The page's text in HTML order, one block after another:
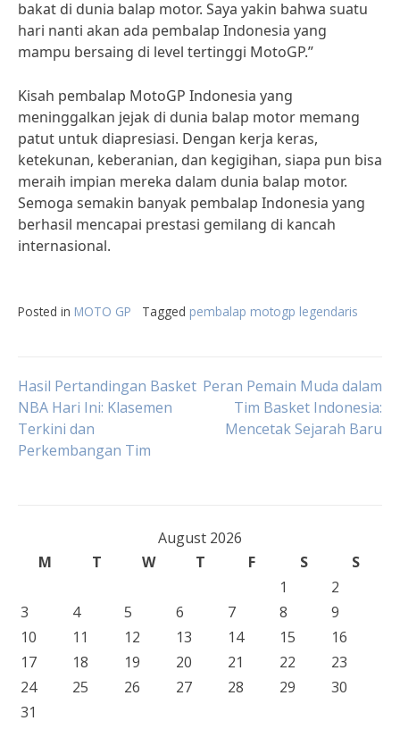
bakat di dunia balap motor. Saya yakin bahwa suatu
hari nanti akan ada pembalap Indonesia yang
mampu bersaing di level tertinggi MotoGP.”
Kisah pembalap MotoGP Indonesia yang
meninggalkan jejak di dunia balap motor memang
patut untuk diapresiasi. Dengan kerja keras,
ketekunan, keberanian, dan kegigihan, siapa pun bisa
meraih impian mereka dalam dunia balap motor.
Semoga semakin banyak pembalap Indonesia yang
berhasil mencapai prestasi gemilang di kancah
internasional.
Posted in MOTO GP Tagged pembalap motogp legendaris
Post
navigation
Hasil Pertandingan Basket
NBA Hari Ini: Klasemen
Terkini dan
Perkembangan Tim
Peran Pemain Muda dalam
Tim Basket Indonesia:
Mencetak Sejarah Baru
August 2026
M
T W T F S
S
1
2
3
4 5 6 7 8
9
10
11 12 13 14 15
16
17
18 19 20 21 22
23
24
25 26 27 28 29
30
31